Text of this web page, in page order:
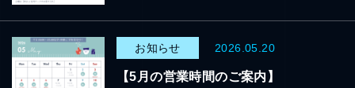
お知らせ 2026.05.20
【5月の営業時間のご案内】